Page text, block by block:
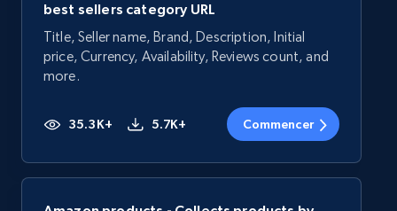
best sellers category URL
Title, Seller name, Brand, Description, Initial
price, Currency, Availability, Reviews count, and
more.
35.3K+ 5.7K+ Commencer